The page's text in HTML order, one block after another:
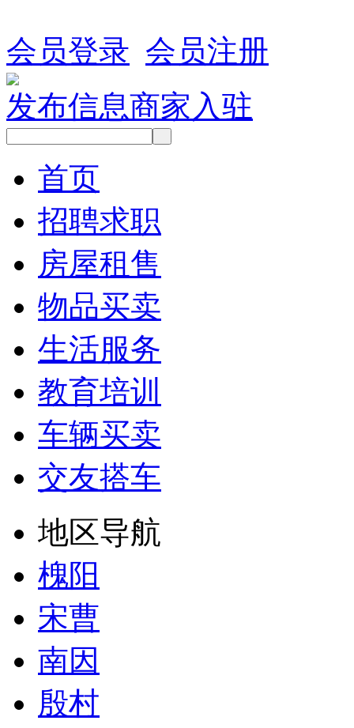
会员登录 会员注册
发布信息商家入驻
首页
招聘求职
房屋租售
物品买卖
生活服务
教育培训
车辆买卖
交友搭车
地区导航
槐阳
宋曹
南因
殷村